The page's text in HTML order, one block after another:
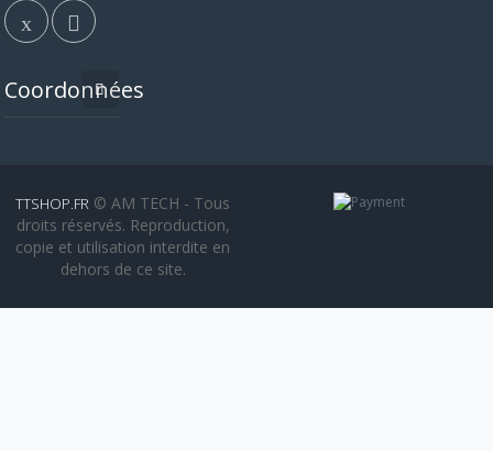
Coordonnées
TTSHOP.FR © AM TECH - Tous
droits réservés. Reproduction,
copie et utilisation interdite en
dehors de ce site.